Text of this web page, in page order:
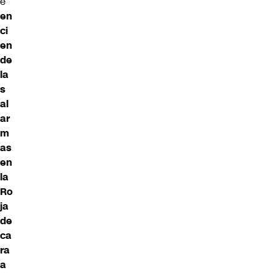
en
ci
en
de
la
s
al
ar
m
as
en
la
Ro
ja
de
ca
ra
a